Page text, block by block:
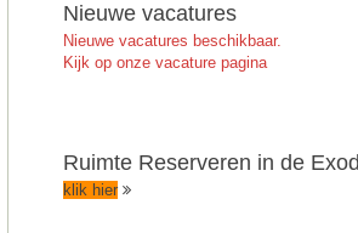
Nieuwe vacatures
Nieuwe vacatures beschikbaar.
Kijk op onze vacature pagina
Ruimte Reserveren in de
klik hier